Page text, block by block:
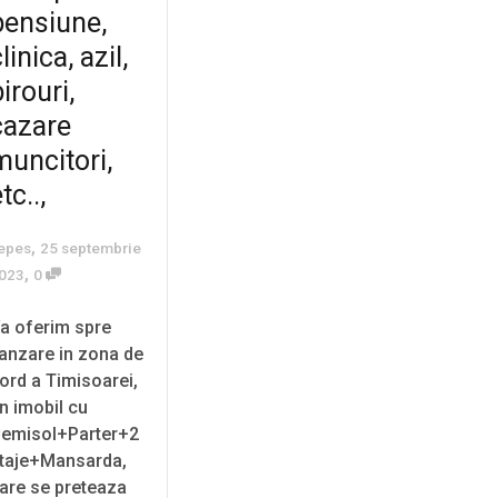
azil,
, 25 septembrie
, 0
oferim spre
in zona de
a Timisoarei,
imobil cu
se preteaza